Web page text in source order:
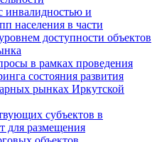
инвалидностью и
населения в части
доступности объектов
в рамках проведения
состояния развития
рынках Иркутской
субъектов в
для размещения